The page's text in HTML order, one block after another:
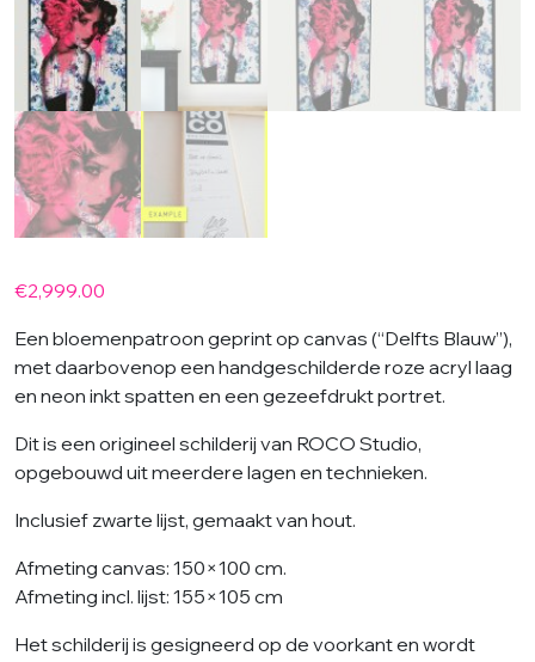
€2,999.00
Een bloemenpatroon geprint op canvas (“Delfts Blauw”),
met daarbovenop een handgeschilderde roze acryl laag
en neon inkt spatten en een gezeefdrukt portret.
Dit is een origineel schilderij van ROCO Studio,
opgebouwd uit meerdere lagen en technieken.
Inclusief zwarte lijst, gemaakt van hout.
Afmeting canvas: 150×100 cm.
Afmeting incl. lijst: 155×105 cm
Het schilderij is gesigneerd op de voorkant en wordt